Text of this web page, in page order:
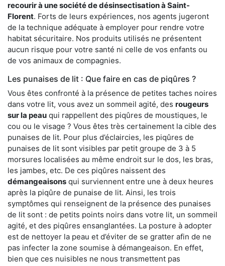
recourir à une société de désinsectisation à Saint-
Florent. Forts de leurs expériences, nos agents jugeront
de la technique adéquate à employer pour rendre votre
habitat sécuritaire. Nos produits utilisés ne présentent
aucun risque pour votre santé ni celle de vos enfants ou
de vos animaux de compagnies.
Les punaises de lit : Que faire en cas de piqûres ?
Vous êtes confronté à la présence de petites taches noires
dans votre lit, vous avez un sommeil agité, des rougeurs
sur la peau qui rappellent des piqûres de moustiques, le
cou ou le visage ? Vous êtes très certainement la cible des
punaises de lit. Pour plus d’éclaircies, les piqûres de
punaises de lit sont visibles par petit groupe de 3 à 5
morsures localisées au même endroit sur le dos, les bras,
les jambes, etc. De ces piqûres naissent des
démangeaisons qui surviennent entre une à deux heures
après la piqûre de punaise de lit. Ainsi, les trois
symptômes qui renseignent de la présence des punaises
de lit sont : de petits points noirs dans votre lit, un sommeil
agité, et des piqûres ensanglantées. La posture à adopter
est de nettoyer la peau et d’éviter de se gratter afin de ne
pas infecter la zone soumise à démangeaison. En effet,
bien que ces nuisibles ne nous transmettent pas